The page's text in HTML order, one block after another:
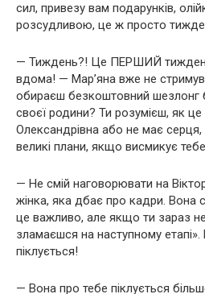
сил, привезу вам подарунків,
розсудливою, це ж просто
— Тиждень?! Це ПЕРШИЙ
вдома! — Мар’яна вже не
обираєш безкоштовний шезлонг
своєї родини? Ти розумієш, як це
Олександрівна або не має
великі плани, якщо висмикує тебе
— Не смій наговорювати на
жінка, яка дбає про кадри. Вона
це важливо, але якщо ти зараз
зламаєшся на наступному
піклується!
— Вона про тебе піклується